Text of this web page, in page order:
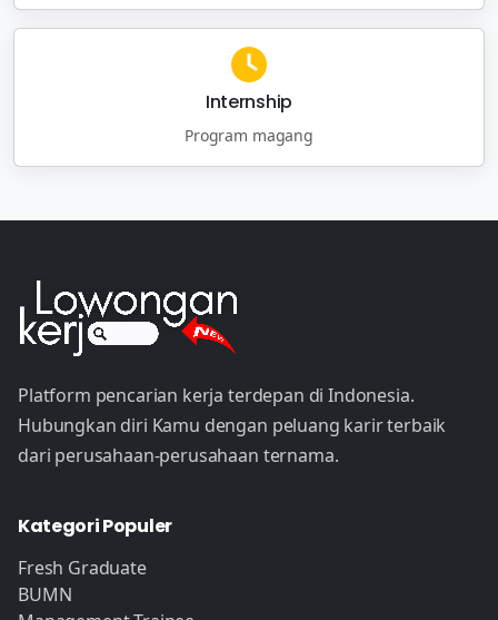
Internship
Program magang
Platform pencarian kerja terdepan di Indonesia.
Hubungkan diri Kamu dengan peluang karir terbaik
dari perusahaan-perusahaan ternama.
Kategori Populer
Fresh Graduate
BUMN